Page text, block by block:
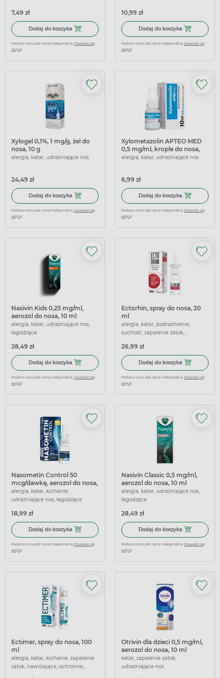
7,49 zł
Dodaj do koszyka Dodaj do koszyka Xylometazolin APTEO MED 1 mg/ml,
Podana cena jest ceną maksymalną. Dowiedz się
więcej
10,99 zł
Dodaj do koszyka Dodaj do
Podana cena jest ceną maksymalną. Dowiedz się
więcej
Xylogel 0,1%, 1 mg/g, żel do
nosa, 10 g
alergia, katar, udrażniające nos
24,49 zł
Dodaj do koszyka Dodaj do koszyka Xylogel 0,1%, 1 mg/g, żel do nosa, 10 g
Podana cena jest ceną maksymalną. Dowiedz się
więcej
Xylometazolin APTEO MED
0,5 mg/ml, krople do nosa,
roztwór, 10 ml
alergia, katar, udrażniające nos
6,99 zł
Dodaj do koszyka Dodaj do
Podana cena jest ceną maksymalną. Dowiedz się
więcej
Nasivin Kids 0,25 mg/ml,
aerozol do nosa, 10 ml
alergia, katar, udrażniające nos,
łagodzące
28,49 zł
Dodaj do koszyka Dodaj do koszyka Nasivin Kids 0,25 mg/ml, aerozol do
Podana cena jest ceną maksymalną. Dowiedz się
więcej
Ectorhin, spray do nosa, 20
ml
alergia, katar, podrażnienie,
suchość, zapalenie zatok,
udrażniające nos, łagodzące
26,99 zł
Dodaj do koszyka Dodaj do
Podana cena jest ceną maksymalną. Dowiedz się
więcej
Nasometin Control 50
mcg/dawkę, aerozol do nosa,
10 g (60 dawek)
alergia, katar, kichanie,
udrażniające nos, łagodzące
18,99 zł
Dodaj do koszyka Dodaj do koszyka Nasometin Control 50 mcg/dawkę,
Podana cena jest ceną maksymalną. Dowiedz się
więcej
Nasivin Classic 0,5 mg/ml,
aerozol do nosa, 10 ml
alergia, katar, udrażniające nos,
łagodzące
28,49 zł
Dodaj do koszyka Dodaj do
Podana cena jest ceną maksymalną. Dowiedz się
więcej
Ectimer, spray do nosa, 100
ml
alergia, katar, kichanie, zapalenie
zatok, nawilżające, ochronne,
Otrivin dla dzieci 0,5 mg/ml,
aerozol do nosa, 10 ml
katar, zapalenie zatok,
udrażniające nos